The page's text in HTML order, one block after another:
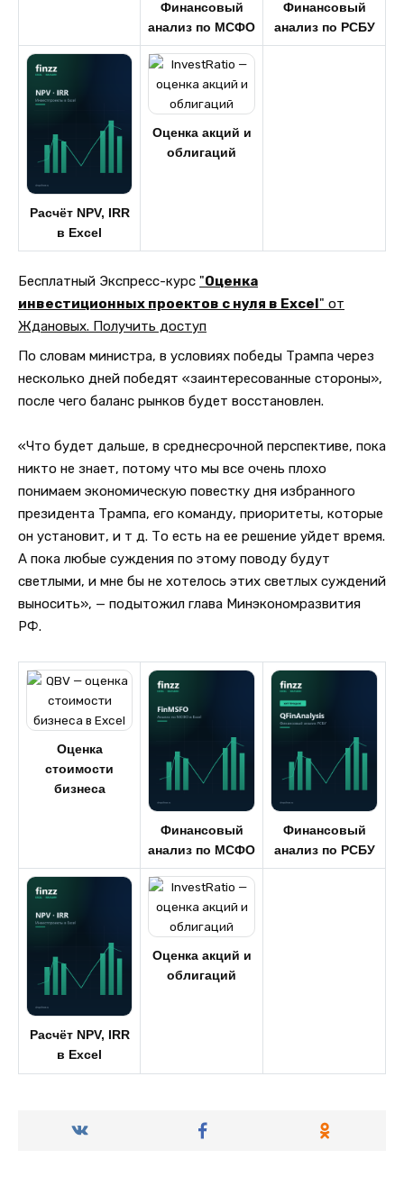
Финансовый
анализ по МСФО
Финансовый
анализ по РСБУ
Расчёт NPV, IRR
в Excel
Оценка акций и
облигаций
Бесплатный Экспресс-курс "Оценка
инвестиционных проектов с нуля в Excel" от
Ждановых. Получить доступ
По словам министра, в условиях победы Трампа через
несколько дней победят «заинтересованные стороны»,
после чего баланс рынков будет восстановлен.
«Что будет дальше, в среднесрочной перспективе, пока
никто не знает, потому что мы все очень плохо
понимаем экономическую повестку дня избранного
президента Трампа, его команду, приоритеты, которые
он установит, и т д. То есть на ее решение уйдет время.
А пока любые суждения по этому поводу будут
светлыми, и мне бы не хотелось этих светлых суждений
выносить», — подытожил глава Минэкономразвития
РФ.
Оценка
стоимости
бизнеса
Финансовый
анализ по МСФО
Финансовый
анализ по РСБУ
Расчёт NPV, IRR
в Excel
Оценка акций и
облигаций